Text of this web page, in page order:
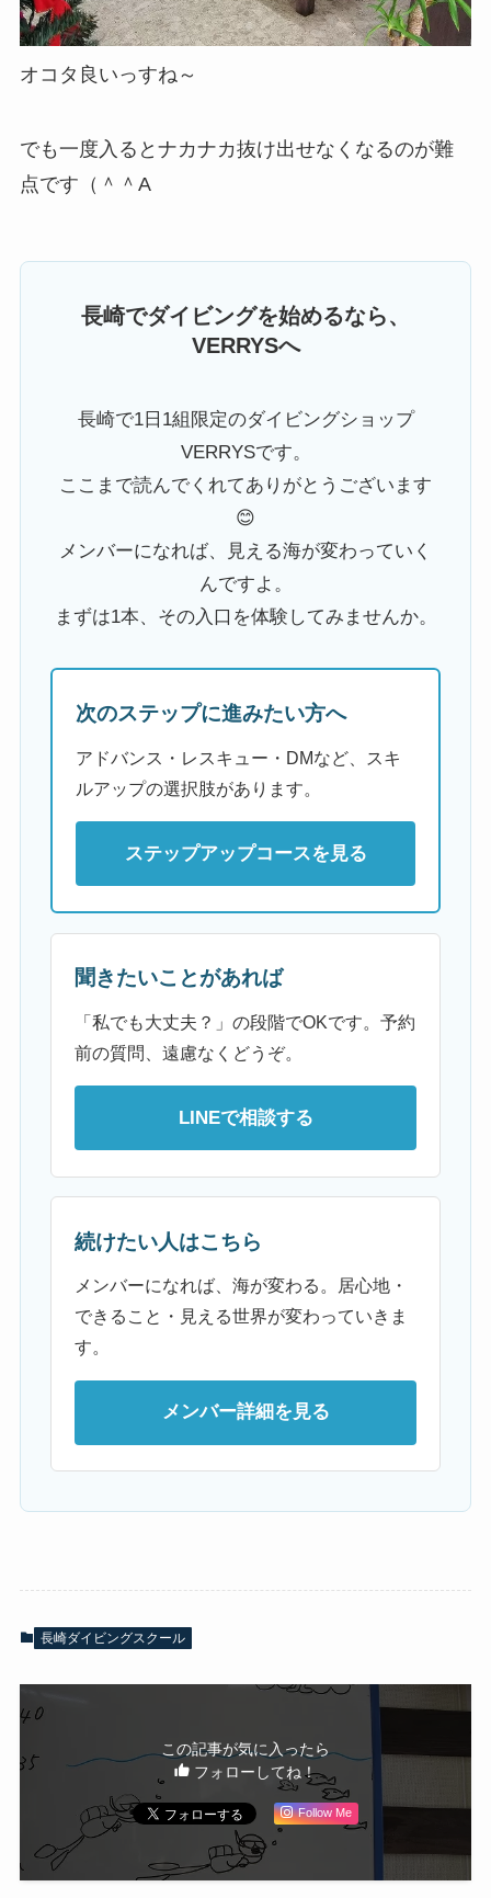
オコタ良いっすね～
でも一度入るとナカナカ抜け出せなくなるのが難
点です（＾＾A
長崎でダイビングを始めるなら、
VERRYSへ
長崎で1日1組限定のダイビングショップ
VERRYSです。
ここまで読んでくれてありがとうございます
😊
メンバーになれば、見える海が変わっていく
んですよ。
まずは1本、その入口を体験してみませんか。
次のステップに進みたい方へ
アドバンス・レスキュー・DMなど、スキ
ルアップの選択肢があります。
ステップアップコースを見る
聞きたいことがあれば
「私でも大丈夫？」の段階でOKです。予約
前の質問、遠慮なくどうぞ。
LINEで相談する
続けたい人はこちら
メンバーになれば、海が変わる。居心地・
できること・見える世界が変わっていきま
す。
メンバー詳細を見る
長崎ダイビングスクール
この記事が気に入ったら
フォローしてね！
Follow Me